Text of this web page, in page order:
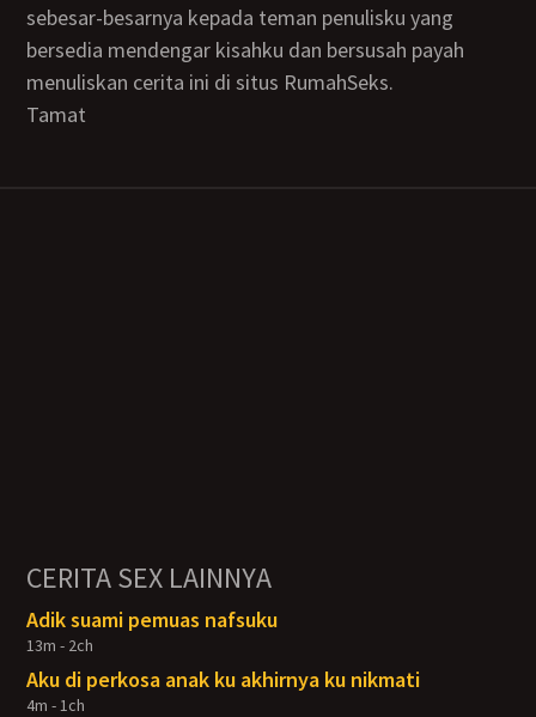
sebesar-besarnya kepada teman penulisku yang
bersedia mendengar kisahku dan bersusah payah
menuliskan cerita ini di situs RumahSeks.
Tamat
CERITA SEX LAINNYA
Adik suami pemuas nafsuku
13m - 2ch
Aku di perkosa anak ku akhirnya ku nikmati
4m - 1ch